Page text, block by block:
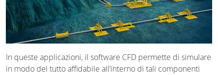
In queste applicazioni, il software CFD permette di simulare
in modo del tutto affidabile all’interno di tali componenti